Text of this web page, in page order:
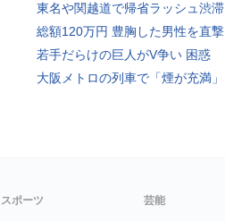
東名や関越道で帰省ラッシュ渋滞
総額120万円 豊胸した男性を直撃
若手だらけの巨人がV争い 困惑
大阪メトロの列車で「煙が充満」
スポーツ 芸能